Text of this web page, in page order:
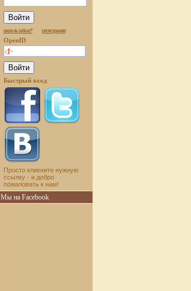
пароль забыт? регистрация
OpenID
Быстрый вход
Просто кликните нужную
ссылку - и добро
пожаловать к нам!
Мы на Facebook